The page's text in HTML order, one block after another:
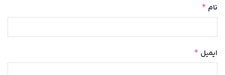
نام *
ایمیل *